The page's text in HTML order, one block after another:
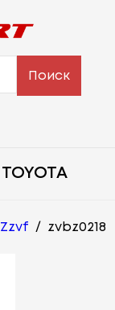
Поиск
Zzvf / zvbz0218